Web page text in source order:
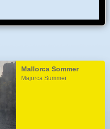
Mallorca Sommer
Majorca Summer